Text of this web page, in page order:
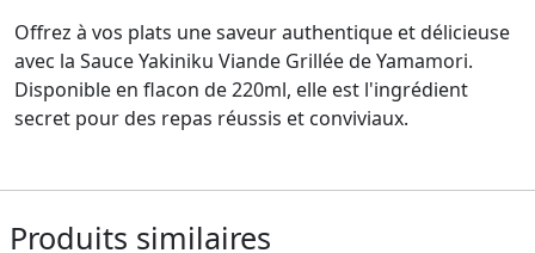
Offrez à vos plats une saveur authentique et délicieuse
avec la Sauce Yakiniku Viande Grillée de Yamamori.
Disponible en flacon de 220ml, elle est l'ingrédient
secret pour des repas réussis et conviviaux.
Produits similaires